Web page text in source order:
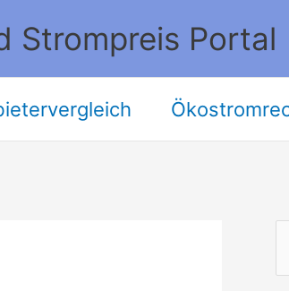
Strompreis Portal
u